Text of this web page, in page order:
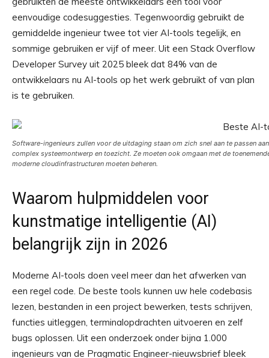
eenvoudige codesuggesties. Tegenwoordig gebruikt de
gemiddelde ingenieur twee tot vier AI-tools tegelijk, en
sommige gebruiken er vijf of meer. Uit een Stack Overflow
Developer Survey uit 2025 bleek dat 84% van de
ontwikkelaars nu AI-tools op het werk gebruikt of van plan
is te gebruiken.
Software-ingenieurs zullen voor de uitdaging staan ​​om zich snel aan te passen
complex systeemontwerp en toezicht. Ze moeten ook omgaan met de
moderne cloudinfrastructuren moeten beheren.
Waarom hulpmiddelen voor
kunstmatige intelligentie (AI)
belangrijk zijn in 2026
Moderne AI-tools doen veel meer dan het afwerken van
een regel code. De beste tools kunnen uw hele codebasis
lezen, bestanden in een project bewerken, tests schrijven,
functies uitleggen, terminalopdrachten uitvoeren en zelf
bugs oplossen. Uit een onderzoek onder bijna 1.000
ingenieurs van de Pragmatic Engineer-nieuwsbrief bleek